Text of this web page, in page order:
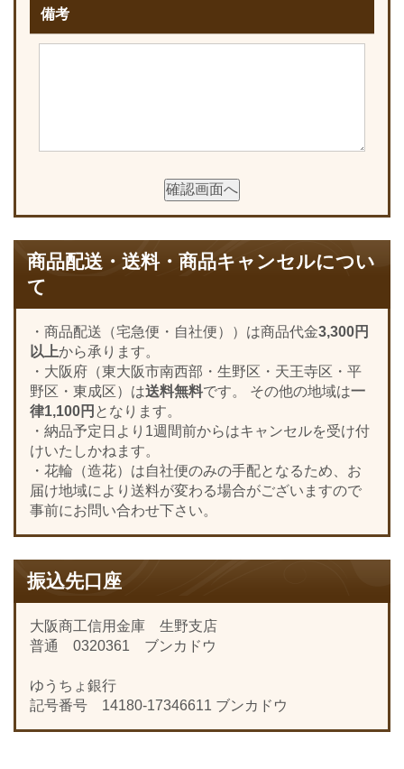
備考
商品配送・送料・商品キャンセルについ
て
・商品配送（宅急便・自社便））は商品代金3,300円
以上から承ります。
・大阪府（東大阪市南西部・生野区・天王寺区・平
野区・東成区）は送料無料です。 その他の地域は一
律1,100円 となります。
・納品予定日より1週間前からはキャンセルを受け付
けいたしかねます。
・花輪（造花）は自社便のみの手配となるため、お
届け地域により送料が変わる場合がございますので
事前にお問い合わせ下さい。
振込先口座
大阪商工信用金庫 生野支店
普通 0320361 ブンカドウ
ゆうちょ銀行
記号番号 14180-17346611 ブンカドウ